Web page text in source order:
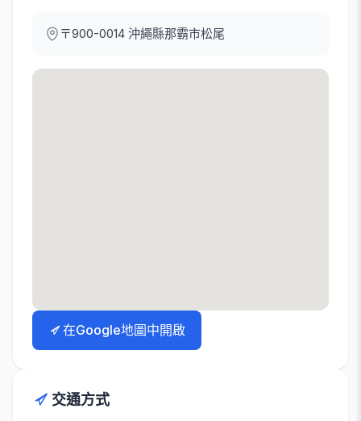
〒900-0014 沖繩縣那霸市松尾
在Google地圖中開啟
交通方式